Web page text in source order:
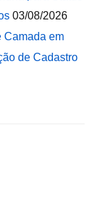
03/08/2026
Camada em
de Cadastro